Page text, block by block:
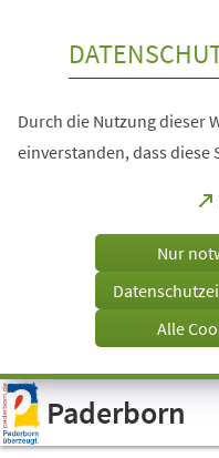
Visuelle
Assistenzsoftware
öffnen.
Durch die Nutzung dieser
einverstanden, dass diese
Nur
Alle
Paderborn